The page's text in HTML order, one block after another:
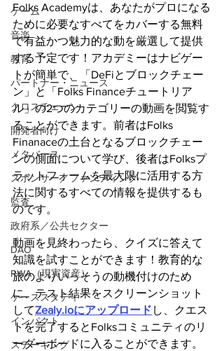
ゲーム
音楽
教育
パートナー・ニュース
クロスチェーン
開発者向け
メタバース
スポンサー／ファンディング
監査
政府系／公共セクター
DAO
RWA（現実資産）
ケーススタディ
インパクト
ステーキング
Folks Academyは、あなたがプロになる
ために必要なすべてをカバーする無料
で有益かつ魅力的な動を厳選して提供
する予定です！アカデミーはナビゲー
トが簡単で、「DeFiとブロックチェー
ン」と「Folks Financeチュートリア
ル」の2つのカテゴリーの動画を閲覧す
ることができます。前者はFolks
Finanaceの土台となるブロックチェー
ンの側面について学び、後者はFolksプ
ラットフォームを最大限に活用する方
法に関するすべての情報を提供するも
のです。
動画を見終わったら、クイズに答えて
知識を試すことができます！教育的な
旅のよりいっそうの動機付けのため
に、テスト結果をスクリーンショット
してZealy.ioにアップロード し、クエス
トを完了するとFolksコミュニティのリ
ーダーボードに入ることができます。